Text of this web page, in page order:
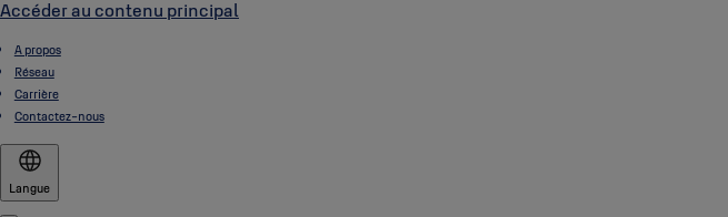
Accéder au contenu principal
A propos
Réseau
Carrière
Contactez-nous
Langue